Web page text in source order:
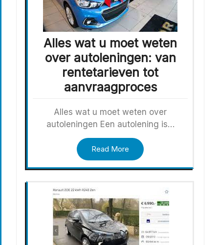
Alles wat u moet weten
over autoleningen: van
rentetarieven tot
aanvraagproces
Alles wat u moet weten over
autoleningen Een autolening is…
Read More